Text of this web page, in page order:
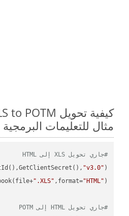
مثال للتعليمات
#جاري تحويل XLS إلى HTML
"v3.0"
".XLS" ,format="HTML"
#جاري تحويل HTML إلى POTM